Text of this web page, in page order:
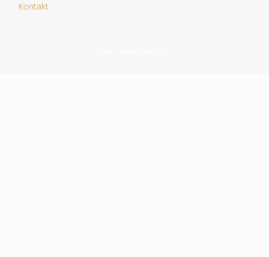
Kontakt